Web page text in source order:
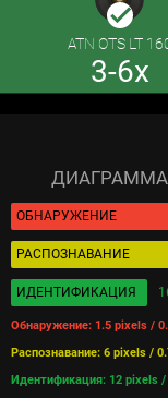
done
ATN OTS LT
3-6x
ОБНАРУЖЕНИЕ
РАСПОЗНАВАНИЕ
ИДЕНТИФИКАЦИЯ
Обнаружение: 1.5 pixels /
Распознавание: 6 pixels /
Идентификация: 12 pixels